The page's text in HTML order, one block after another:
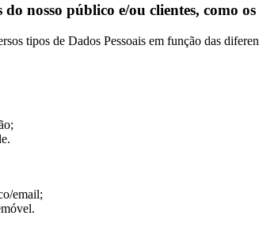
do nosso público e/ou clientes, como
tipos de Dados Pessoais em função das
email;